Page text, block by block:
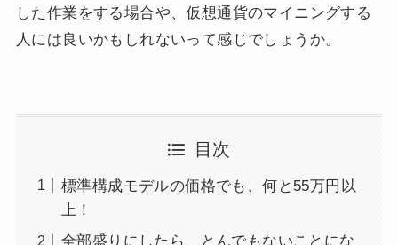
した作業をする場合や、仮想通貨のマイニングする
人には良いかもしれないって感じでしょうか。
目次
標準構成モデルの価格でも、何と55万円以
上！
全部盛りにしたら、とんでもないことにな